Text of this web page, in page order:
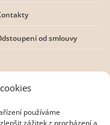
používáme
od smlouvy